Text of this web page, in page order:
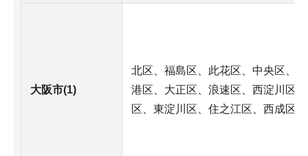
大阪市(1)
北区、福島区、此花区、中央区、
港区、大正区、浪速区、西淀川区
区、東淀川区、住之江区、西成区